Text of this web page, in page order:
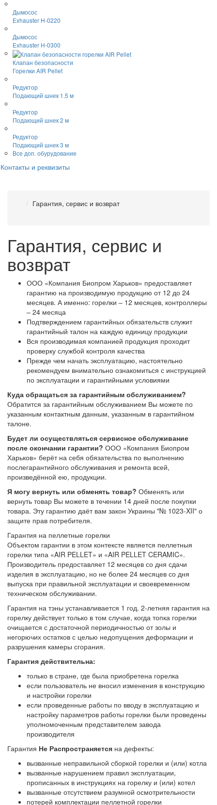
Дымосос
Exhauster H-0220
Дымосос
Exhauster H-0300
Клапан безопасности
Горелки AIR Pellet
Редуктор
Подающий шнек 1.5 м
Редуктор
Подающий шнек 2 м
Редуктор
Подающий шнек 3 м
Все доп. обурудование
Контакты и реквизиты
Гарантия, сервис и возврат
Гарантия, сервис и
возврат
ООО «Компания Биопром Харьков» предоставляет
гарантию на производимую продукцию от 12 до 24
месяцев. А именно: горелки – 12 месяцев, контроллеры
– 24 месяца
Подтверждением гарантийных обязательств служит
гарантийный талон на каждую единицу продукции
Вся производимая компанией продукция проходит
проверку службой контроля качества
Прежде чем начать эксплуатацию, настоятельно
рекомендуем внимательно ознакомиться с инструкцией
по эксплуатации и гарантийными условиями
Куда обращаться за гарантийным обслуживанием?
Обратится за гарантийным обслуживанием Вы можете по
указанным контактным данным, указанным в гарантийном
талоне.
Будет ли осуществляться сервисное обслуживание
после окончании гарантии? ООО «Компания Биопром
Харьков» берёт на себя обязательства по выполнению
послегарантийного обслуживания и ремонта всей,
произведённой ею, продукции.
Я могу вернуть или обменять товар? Обменять или
вернуть товар Вы можете в течении 14 дней после покупки
товара. Эту гарантию даёт вам закон Украины "№ 1023-XII" о
защите прав потребителя.
Гарантия на пеллетные горелки
Объектом гарантии в этом контексте является пеллетныя
горелки типа «AIR PELLET» и «AIR PELLET CERAMIC».
Производитель предоставляет 12 месяцев со дня сдачи
изделия в эксплуатацию, но не более 24 месяцев со дня
выпуска при правильной эксплуатации и своевременном
техническом обслуживании.
Гарантия на тэны устанавливается 1 год. 2-летняя гарантия на
горелку действует только в том случае, когда топка горелки
очищается с достаточной периодичностью от золы и
негорючих остатков с целью недопущения деформации и
разрушения камеры сгорания.
Гарантия действительна:
только в стране, где была приобретена горелка
если пользователь не вносил изменения в конструкцию
и настройки горелки
если проведенные работы по вводу в эксплуатацию и
настройку параметров работы горелки были проведены
уполномоченным представителем завода
производителя
Гарантия Не Распространяется на дефекты:
вызванные неправильной сборкой горелки и (или) котла
вызванные нарушением правил эксплуатации,
прописанных в инструкциях на горелку и (или) котел
вызванные отсутствием разумной осмотрительности
потерей комплектации пеллетной горелки